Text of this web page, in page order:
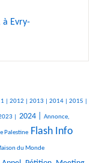
Evry-
|2012 |2013 |2014 |2015 |
| 2024 | Annonce,
Palestine Flash Info
du Monde